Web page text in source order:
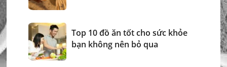
Top 10 đồ ăn tốt cho sức khỏe
bạn không nên bỏ qua